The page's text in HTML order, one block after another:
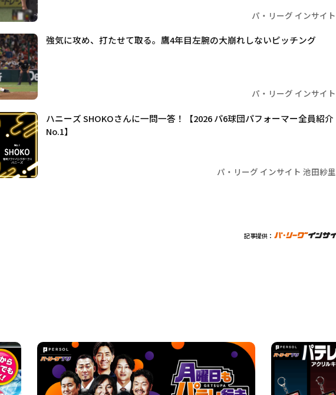
パ・リーグ インサイト
強気に攻め、打たせて取る。鷹4年目左腕の大崩れしないピッチング
パ・リーグ インサイト
ハニーズ SHOKOさんに一問一答！【2026 パ6球団パフォーマー全員紹介
No.1】
パ・リーグ インサイト 池田紗里
記事提供：